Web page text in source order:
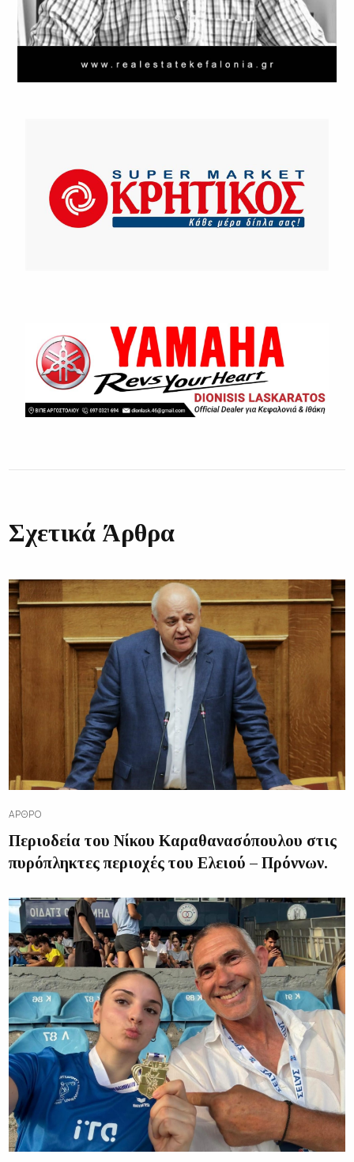
Σχετικά Άρθρα
ΆΡΘΡΟ
Περιοδεία του Νίκου Καραθανασόπουλου στις
πυρόπληκτες περιοχές του Ελειού – Πρόννων.